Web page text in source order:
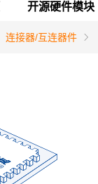
开源硬件模块
连接器/互连器件